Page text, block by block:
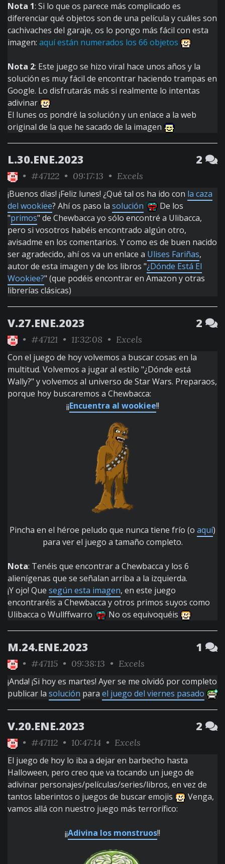
Nota 1: Si lo que os parece más complicado es
diferenciar qué objetos son de una película y cuáles son
cachivaches del garaje, os lo pongo más fácil con esta
imagen: aquí están numerados los 66 objetos
Nota 2: Este juego se hizo viral hace unos años y la
solución es muy fácil de encontrar haciendo trampas en
Google. Lo disfrutarás más si realmente lo intentas
adivinar
El lunes os pondré la solución y un enlace a la web
original de la que he sacado de la imagen
L.30.ENE.2023 2
• #47122 • 09:17:13 • Excels
¡Buenos días! ¡Feliz lunes! ¿Qué tal os ha ido con la caza
del wookiee? Ahí os paso la solución
De los
"primos" de Chewbacca yo sólo encontré a Ulibacca,
pero si vosotros habéis encontrado algún otro,
avisadme en los comentarios. Y como es de buen nacido
ser agradecido, ahí os va un enlace a Ulises Fariñas,
autor de esta imagen y de los libros "¿Dónde Está El
Wookiee?" (que podéis encontrar en Amazon y otras
librerías clásicas)
V.27.ENE.2023 2
• #47121 • 11:32:08 • Excels
Con el juego de hoy volvemos a buscar cosas en la
multitud. Volvemos a jugar al estilo "¿Dónde está
Wally?" y volvemos al universo de Star Wars. Preparaos,
porque hoy buscaremos a Chewbacca:
¡¡Encuentra al wookiee!!
Pincha en el héroe peludo que nunca tiene frío (o aquí)
para ver el juego a tamaño completo.
Nota: Tenéis que encontrar a Chewbacca y los 6
alienígenas que se señalan arriba a la izquierda.
¡Y ojo! Que según esta imagen, en este juego
encontraréis a Chewbacca y otros primos suyos como
Ulibacca o Wullffwarro
No os equivoquéis
M.24.ENE.2023 1
• #47115 • 09:38:13 • Excels
¡Anda! ¡Si hoy es martes! Ayer se me olvidó por completo
publicar la solución para el juego del viernes pasado
V.20.ENE.2023 2
• #47112 • 10:47:14 • Excels
El juego de hoy lo iba a dejar en barbecho hasta
Halloween, pero creo que va tocando un juego de
adivinar personajes/películas/series/libros, en vez de
tantos laberintos o juegos de buscar emojis
Venga,
vamos allá con nuestro juego más terrorífico:
¡¡Adivina los monstruos!!